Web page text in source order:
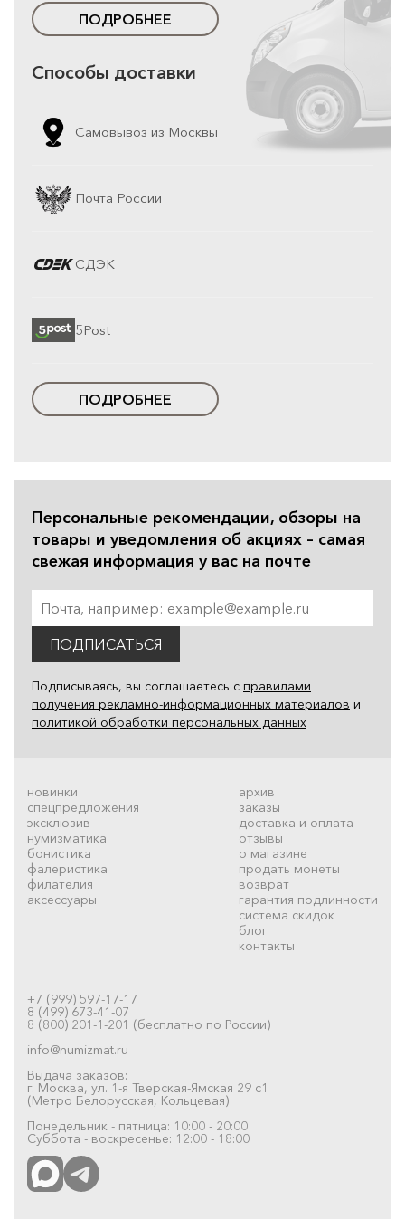
ПОДРОБНЕЕ
Способы доставки
Самовывоз из Москвы
Почта России
СДЭК
5Post
ПОДРОБНЕЕ
Персональные рекомендации, обзоры на
товары и уведомления об акциях – самая
свежая информация у вас на почте
ПОДПИСАТЬСЯ
Подписываясь, вы соглашаетесь с правилами
получения рекламно-информационных материалов и
политикой обработки персональных данных
новинки
спецпредложения
эксклюзив
нумизматика
бонистика
фалеристика
филателия
аксессуары
архив
заказы
доставка и оплата
отзывы
о магазине
продать монеты
возврат
гарантия подлинности
система скидок
блог
контакты
+7 (999) 597-17-17
8 (499) 673-41-07
8 (800) 201-1-201 (бесплатно по России)
info@numizmat.ru
Выдача заказов:
г. Москва, ул. 1-я Тверская-Ямская 29 с1
(Метро Белорусская, Кольцевая)
Понедельник - пятница: 10:00 - 20:00
Суббота - воскресенье: 12:00 - 18:00